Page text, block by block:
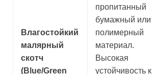
Влагостойкий
малярный
скотч
(Blue/Green
пропитанный
бумажный или
полимерный
материал.
Высокая
устойчивость к